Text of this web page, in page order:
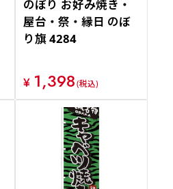
のぼり お好み焼き・
屋台・祭・縁日 のぼ
り旗 4284
¥ 1,398(税込)